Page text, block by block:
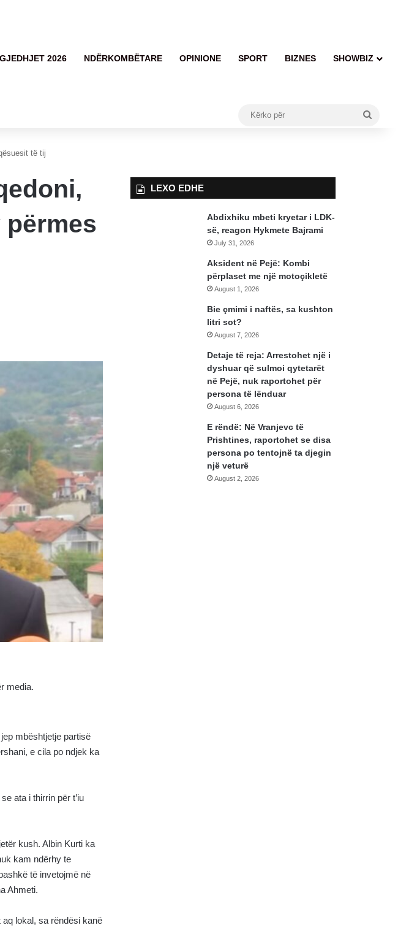
2026 NDËRKOMBËTARE OPINIONE SPORT BIZNES SHOWBIZ
të tij
media.
mbështjetje partisë
e cila po ndjek ka
ata i thirrin për t’iu
kush. Albin Kurti ka
kam ndërhy te
të invetojmë në
Ahmeti.
lokal, sa rëndësi kanë
LEXO EDHE
Abdixhiku mbeti kryetar i LDK-
së, reagon Hykmete Bajrami
July 31, 2026
Aksident në Pejë: Kombi
përplaset me një motoçikletë
August 1, 2026
Bie çmimi i naftës, sa kushton
litri sot?
August 7, 2026
Detaje të reja: Arrestohet një i
dyshuar që sulmoi qytetarët
në Pejë, nuk raportohet për
persona të lënduar
August 6, 2026
E rëndë: Në Vranjevc të
Prishtines, raportohet se disa
persona po tentojnë ta djegin
një veturë
August 2, 2026